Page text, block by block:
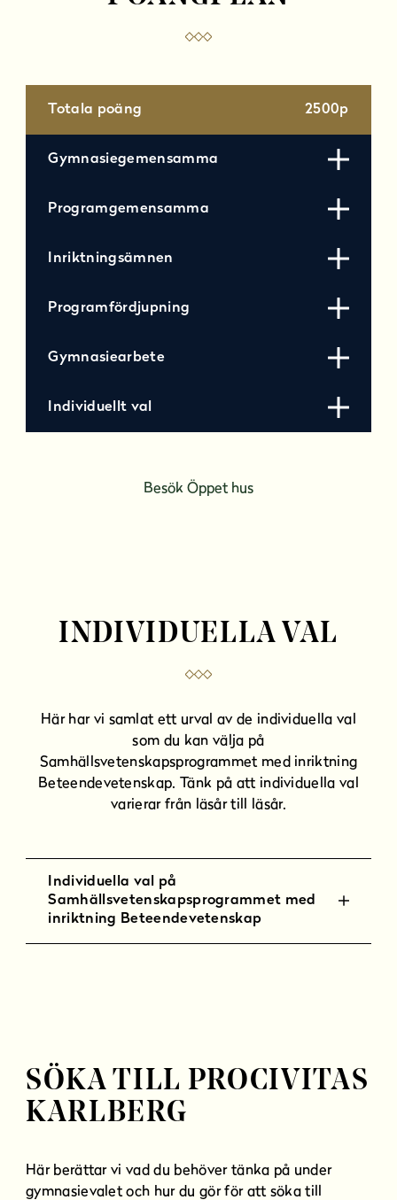
Totala poäng 2500p
Gymnasiegemensamma
Programgemensamma
Inriktningsämnen
Programfördjupning
Gymnasiearbete
Individuellt val
Besök Öppet hus
INDIVIDUELLA VAL
Här har vi samlat ett urval av de individuella val
som du kan välja på
Samhällsvetenskapsprogrammet med inriktning
Beteendevetenskap. Tänk på att individuella val
varierar från läsår till läsår.
Individuella val på
Samhällsvetenskapsprogrammet med
inriktning Beteendevetenskap
SÖKA TILL PROCIVITAS
KARLBERG
Här berättar vi vad du behöver tänka på under
gymnasievalet och hur du gör för att söka till